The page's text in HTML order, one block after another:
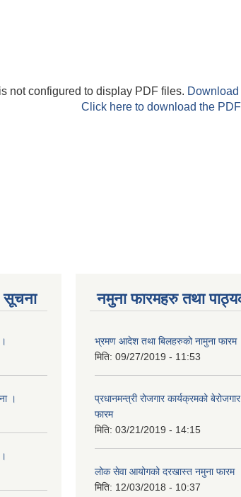
not configured to display PDF files.
Click here to download the
सूचना
।
नमुना फारमहरु तथा
भ्रमण आदेश तथा बिलहरुको नामुना फारम
मिति: 09/27/2019 - 11:53
प्रधानमन्त्री रोजगार कार्यक्रमको
फारम
मिति: 03/21/2019 - 14:15
लोक सेवा आयोगको दरखास्त नमुना फारम
मिति: 12/03/2018 - 10:37